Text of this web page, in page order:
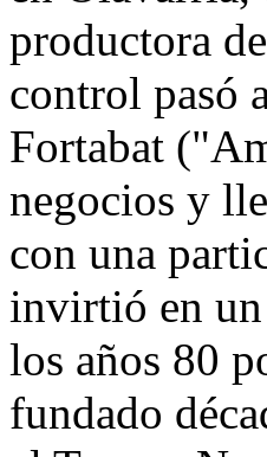
productora
control pasó
Fortabat
negocios y
con una
invirtió en un
los años 80
fundado